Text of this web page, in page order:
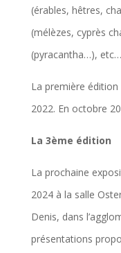
(érables, hêtres,
(mélèzes, cyprès
(pyracantha…), etc…
La première
2022. En octobre
La 3ème édition
La prochaine
2024 à la salle
Denis, dans
présentations